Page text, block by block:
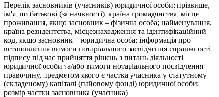
Перелік засновників (учасників) юридичної особи: прізвище,
ім'я, по батькові (за наявності), країна громадянства, місце
проживання, якщо засновник – фізична особа; найменування,
країна резидентства, місцезнаходження та ідентифікаційний
код, якщо засновник – юридична особа; інформація про
встановлення вимоги нотаріального засвідчення справжності
підпису під час прийняття рішень з питань діяльності
юридичної особи та/або вимоги нотаріального посвідчення
правочину, предметом якого є частка учасника у статутному
(складеному) капіталі (пайовому фонді) юридичної особи;
розмір частки засновника (учасника)